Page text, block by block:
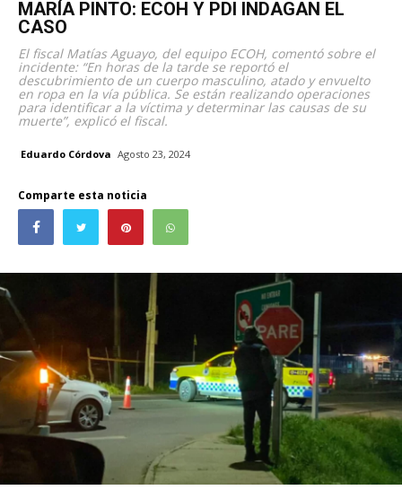
MARÍA PINTO: ECOH Y PDI INDAGAN EL
CASO
El fiscal Matías Aguayo, del equipo ECOH, comentó sobre el
incidente: “En horas de la tarde se reportó el
descubrimiento de un cuerpo masculino, atado y envuelto
en ropa en la vía pública. Se están realizando operaciones
para identificar a la víctima y determinar las causas de su
muerte”, explicó el fiscal.
Eduardo Córdova Agosto 23, 2024
Comparte esta noticia